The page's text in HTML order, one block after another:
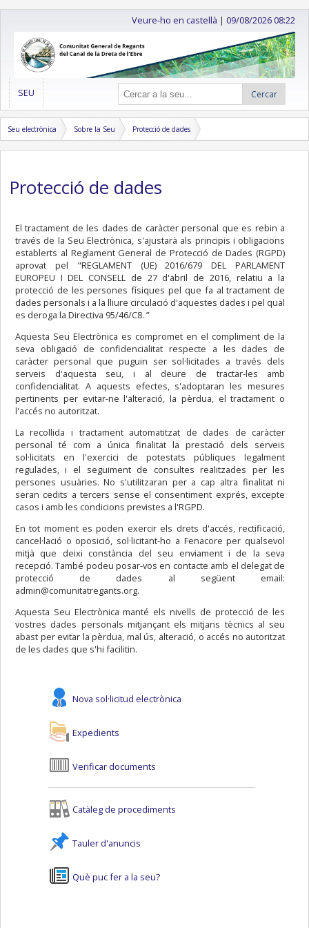
Veure-ho en castellà |09/08/2026 08:22
SEU Cercar
Seu electrònica Sobre la Seu Protecció de dades
Protecció de dades
El tractament de les dades de caràcter personal que es rebin a
través de la Seu Electrònica, s'ajustarà als principis i obligacions
establerts al Reglament General de Protecció de Dades (RGPD)
aprovat pel "REGLAMENT (UE) 2016/679 DEL PARLAMENT
EUROPEU I DEL CONSELL de 27 d'abril de 2016, relatiu a la
protecció de les persones físiques pel que fa al tractament de
dades personals i a la lliure circulació d'aquestes dades i pel qual
es deroga la Directiva 95/46/C8. ”
Aquesta Seu Electrònica es compromet en el compliment de la
seva obligació de confidencialitat respecte a les dades de
caràcter personal que puguin ser sol·licitades a través dels
serveis d'aquesta seu, i al deure de tractar-les amb
confidencialitat. A aquests efectes, s'adoptaran les mesures
pertinents per evitar-ne l'alteració, la pèrdua, el tractament o
l'accés no autoritzat.
La recollida i tractament automatitzat de dades de caràcter
personal té com a única finalitat la prestació dels serveis
sol·licitats en l'exercici de potestats públiques legalment
regulades, i el seguiment de consultes realitzades per les
persones usuàries. No s'utilitzaran per a cap altra finalitat ni
seran cedits a tercers sense el consentiment exprés, excepte
casos i amb les condicions previstes a l'RGPD.
En tot moment es poden exercir els drets d'accés, rectificació,
cancel·lació o oposició, sol·licitant-ho a Fenacore per qualsevol
mitjà que deixi constància del seu enviament i de la seva
recepció. També podeu posar-vos en contacte amb el delegat de
protecció de dades al següent email:
admin@comunitatregants.org.
Aquesta Seu Electrònica manté els nivells de protecció de les
vostres dades personals mitjançant els mitjans tècnics al seu
abast per evitar la pèrdua, mal ús, alteració, o accés no autoritzat
de les dades que s'hi facilitin.
Nova sol·licitud electrònica
Expedients
Verificar documents
Catàleg de procediments
Tauler d'anuncis
Què puc fer a la seu?